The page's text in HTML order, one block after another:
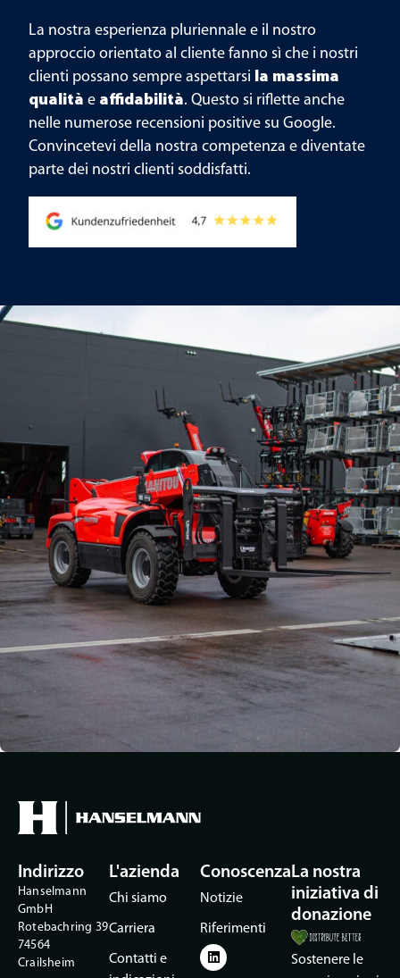
La nostra esperienza pluriennale e il nostro
approccio orientato al cliente fanno sì che i nostri
clienti possano sempre aspettarsi la massima
qualità e affidabilità. Questo si riflette anche
nelle numerose recensioni positive su Google.
Convincetevi della nostra competenza e diventate
parte dei nostri clienti soddisfatti.
Indirizzo
Hanselmann
GmbH
Rotebachring 39
74564
Crailsheim
L'azienda
Chi siamo
Carriera
Contatti e
Conoscenza
Notizie
Riferimenti
La nostra
iniziativa di
donazione
Sostenere le